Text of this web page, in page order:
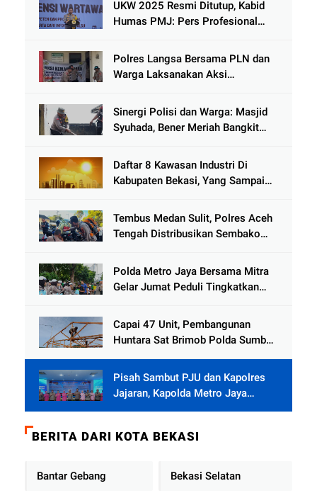
UKW 2025 Resmi Ditutup, Kabid
Humas PMJ: Pers Profesional
Hoaks
Polres Langsa Bersama PLN dan
Warga Laksanakan Aksi
Tamiang
Sinergi Polisi dan Warga: Masjid
Syuhada, Bener Meriah Bangkit
Daftar 8 Kawasan Industri Di
Kabupaten Bekasi, Yang Sampai
Tembus Medan Sulit, Polres Aceh
Tengah Distribusikan Sembako
Jamat
Polda Metro Jaya Bersama Mitra
Gelar Jumat Peduli Tingkatkan
Capai 47 Unit, Pembangunan
Huntara Sat Brimob Polda Sumbar
Pisah Sambut PJU dan Kapolres
Jajaran, Kapolda Metro Jaya
Tekankan Pelayanan Publik
BERITA DARI KOTA BEKASI
Bantar Gebang Bekasi Selatan